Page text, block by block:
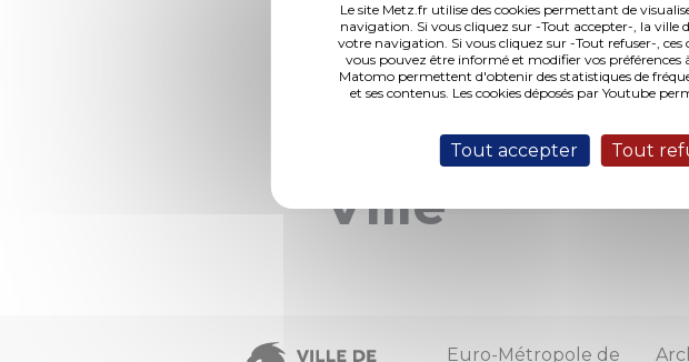
Le site Metz.fr utilise des cookies permettant de
navigation. Si vous cliquez sur -Tout accepter-, la ville
votre navigation. Si vous cliquez sur -Tout refuser-, ces
vous pouvez être informé et modifier vos préférences
Matomo permettent d'obtenir des statistiques de
et ses contenus. Les cookies déposés par Youtube
Tout accepter Tout
109
mot clef
Ville'
Euro-Métropole de